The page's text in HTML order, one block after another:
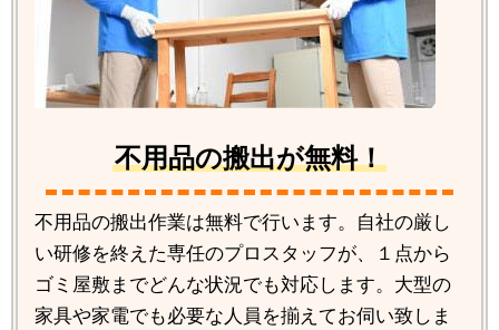
不用品の搬出が無料！
不用品の搬出作業は無料で行います。自社の厳し
い研修を終えた専任のプロスタッフが、１点から
ゴミ屋敷までどんな状況でも対応します。大型の
家具や家電でも必要な人員を揃えてお伺い致しま